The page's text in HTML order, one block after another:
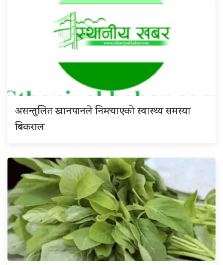
असन्तुलित खानपानले निम्त्याएको स्वास्थ्य समस्या
बिकराल